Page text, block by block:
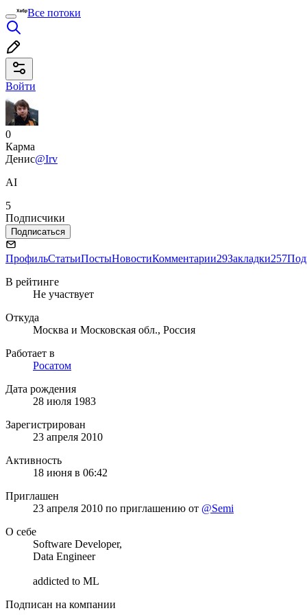
Все потоки
Войти
0
Карма
Денис@Irv
AI
5
Подписчики
Подписаться
ПрофильСтатьиПостыНовостиКомментарии29Закладки257
В рейтинге
Не участвует
Откуда
Москва и Московская обл., Россия
Работает в
Росатом
Дата рождения
28 июля 1983
Зарегистрирован
23 апреля 2010
Активность
18 июня в 06:42
Приглашен
23 апреля 2010 по приглашению от @Semi
О себе
Software Developer,
Data Engineer
addicted to ML
Подписан на компании